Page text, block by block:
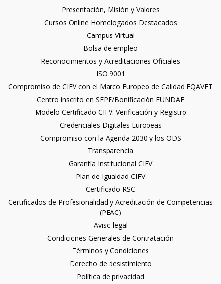
Presentación, Misión y Valores
Cursos Online Homologados Destacados
Campus Virtual
Bolsa de empleo
Reconocimientos y Acreditaciones Oficiales
ISO 9001
Compromiso de CIFV con el Marco Europeo de Calidad EQAVET
Centro inscrito en SEPE/Bonificación FUNDAE
Modelo Certificado CIFV: Verificación y Registro
Credenciales Digitales Europeas
Compromiso con la Agenda 2030 y los ODS
Transparencia
Garantía Institucional CIFV
Plan de Igualdad CIFV
Certificado RSC
Certificados de Profesionalidad y Acreditación de Competencias
(PEAC)
Aviso legal
Condiciones Generales de Contratación
Términos y Condiciones
Derecho de desistimiento
Política de privacidad